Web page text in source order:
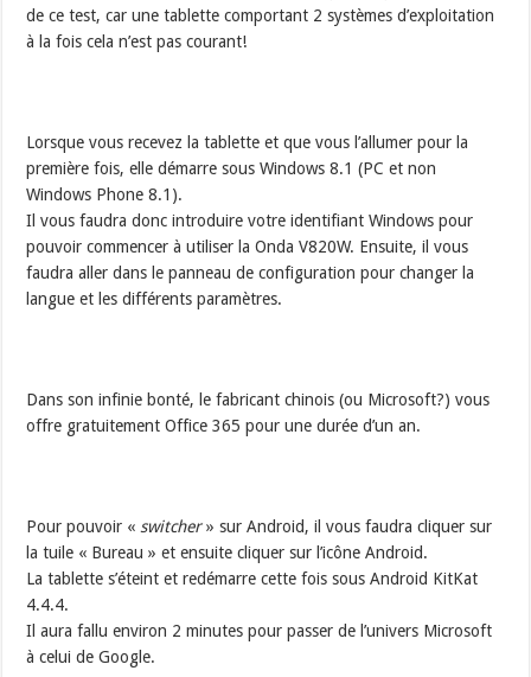
de ce test, car une tablette comportant 2 systèmes d’exploitation
à la fois cela n’est pas courant!
Lorsque vous recevez la tablette et que vous l’allumer pour la
première fois, elle démarre sous Windows 8.1 (PC et non
Windows Phone 8.1).
Il vous faudra donc introduire votre identifiant Windows pour
pouvoir commencer à utiliser la Onda V820W. Ensuite, il vous
faudra aller dans le panneau de configuration pour changer la
langue et les différents paramètres.
Dans son infinie bonté, le fabricant chinois (ou Microsoft?) vous
offre gratuitement Office 365 pour une durée d’un an.
Pour pouvoir «switcher» sur Android, il vous faudra cliquer sur
la tuile « Bureau » et ensuite cliquer sur l’icône Android.
La tablette s’éteint et redémarre cette fois sous Android KitKat
4.4.4.
Il aura fallu environ 2 minutes pour passer de l’univers Microsoft
à celui de Google.